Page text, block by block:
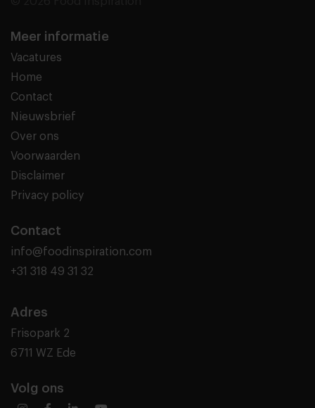
Meer informatie
Vacatures
Home
Contact
Nieuwsbrief
Over ons
Voorwaarden
Disclaimer
Privacy policy
Contact
info@foodinspiration.com
+31 318 49 31 32
Adres
Frisopark 2
6711 WZ Ede
Volg ons